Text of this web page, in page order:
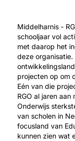
Middelharnis -
schooljaar vol
met daarop het
deze organisatie.
projecten op om
Eén van die
RGO al jaren
Onderwijs
van scholen in
focusland van
kunnen zien wat